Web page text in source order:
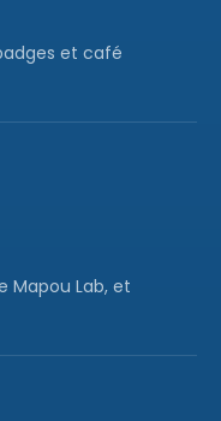
et café
Mapou Lab, et